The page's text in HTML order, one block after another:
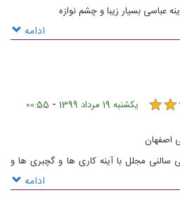
عباسی بسیار زیبا و چشم نوازه
ادامه
★★
★★ یکشنبه 19 مرداد 1399 -
00:55
اصفهان
سالنی مجلل با آینه کاری ها و گچبری ها و
ادامه